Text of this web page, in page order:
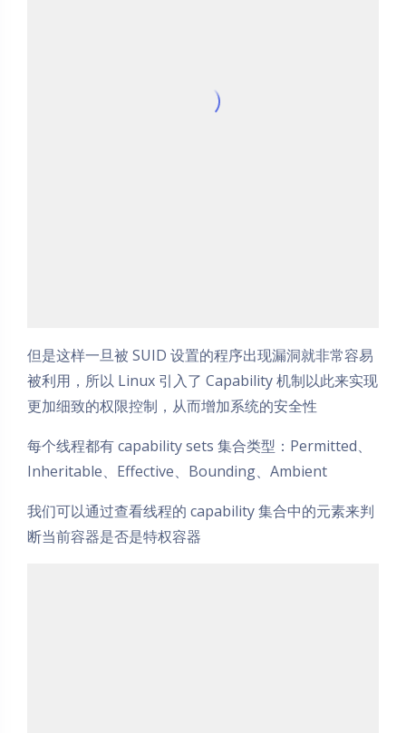
但是这样一旦被 SUID 设置的程序出现漏洞就非常容易
被利用，所以 Linux 引入了 Capability 机制以此来实现
更加细致的权限控制，从而增加系统的安全性
每个线程都有 capability sets 集合类型：Permitted、
Inheritable、Effective、Bounding、Ambient
我们可以通过查看线程的 capability 集合中的元素来判
断当前容器是否是特权容器